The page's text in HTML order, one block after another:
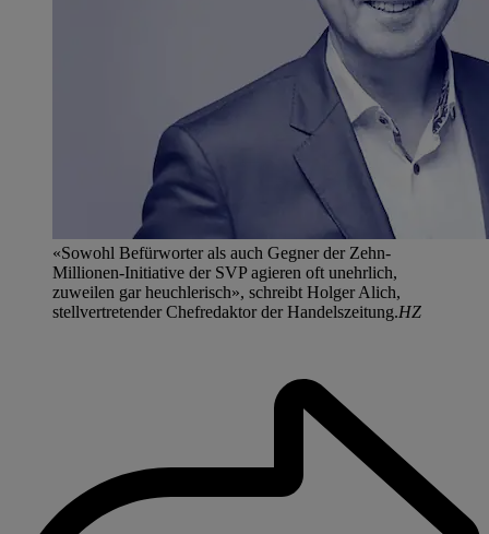
«Sowohl Befürworter als auch Gegner der Zehn-
Millionen-Initiative der SVP agieren oft unehrlich,
zuweilen gar heuchlerisch», schreibt Holger Alich,
stellvertretender Chefredaktor der Handelszeitung.HZ